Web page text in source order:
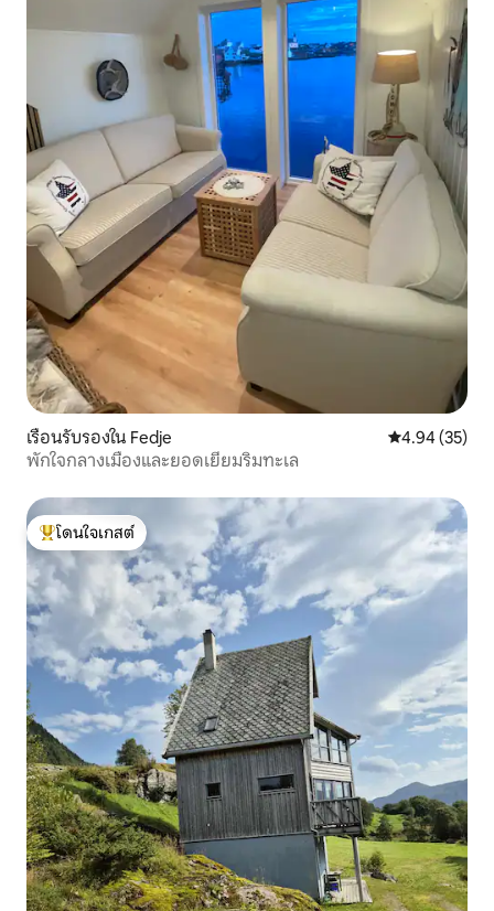
เรือนรับรองใน Fedje คะแนนเฉลี่ย
4.94 (35)
พักใจกลางเมืองและยอดเยี่ยมริมทะเล
โดนใจเกสต์ที่สุด
โดนใจเกสต์